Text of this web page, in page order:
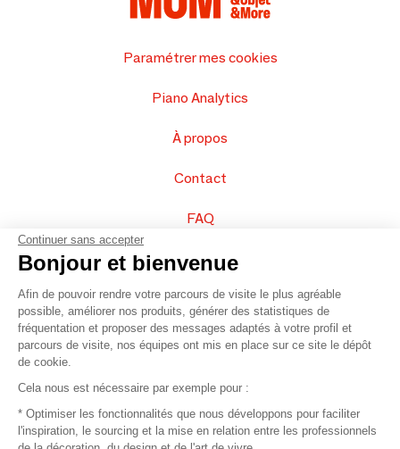
Paramétrer mes cookies
Piano Analytics
À propos
Contact
FAQ
Vendez vos produits
Plan du site
© 2016 –Organisation SAFI
Recrutement
Continuer sans accepter
Bonjour et bienvenue
Afin de pouvoir rendre votre parcours de visite le plus agréable
possible, améliorer nos produits, générer des statistiques de
fréquentation et proposer des messages adaptés à votre profil et
parcours de visite, nos équipes ont mis en place sur ce site le dépôt
de cookie.
Cela nous est nécessaire par exemple pour :
* Optimiser les fonctionnalités que nous développons pour faciliter
l'inspiration, le sourcing et la mise en relation entre les professionnels